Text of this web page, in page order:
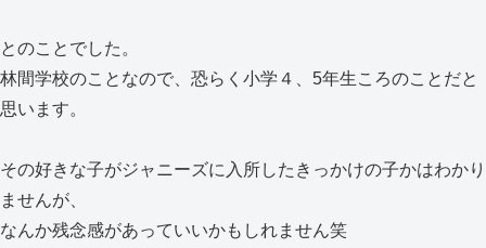
とのことでした。
林間学校のことなので、恐らく小学４、5年生ころのことだと
思います。
その好きな子がジャニーズに入所したきっかけの子かはわかり
ませんが、
なんか残念感があっていいかもしれません笑